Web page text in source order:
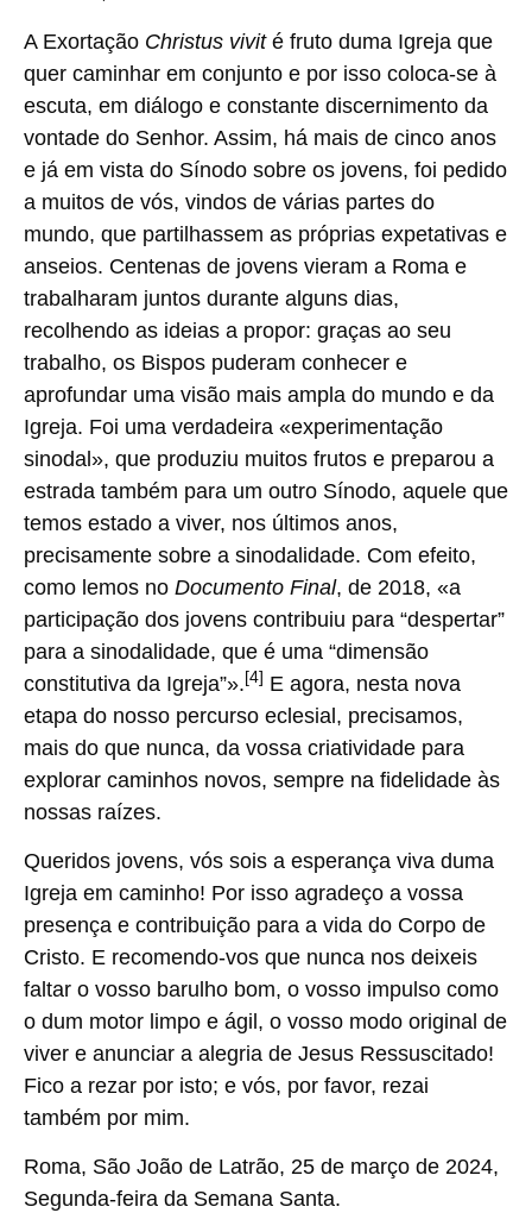
A Exortação Christus vivité fruto duma Igreja que
quer caminhar em conjunto e por isso coloca-se à
escuta, em diálogo e constante discernimento da
vontade do Senhor. Assim, há mais de cinco anos
e já em vista do Sínodo sobre os jovens, foi pedido
a muitos de vós, vindos de várias partes do
mundo, que partilhassem as próprias expetativas e
anseios. Centenas de jovens vieram a Roma e
trabalharam juntos durante alguns dias,
recolhendo as ideias a propor: graças ao seu
trabalho, os Bispos puderam conhecer e
aprofundar uma visão mais ampla do mundo e da
Igreja. Foi uma verdadeira «experimentação
sinodal», que produziu muitos frutos e preparou a
estrada também para um outro Sínodo, aquele que
temos estado a viver, nos últimos anos,
precisamente sobre a sinodalidade. Com efeito,
como lemos no Documento Final, de 2018, «a
participação dos jovens contribuiu para “despertar”
para a sinodalidade, que é uma “dimensão
constitutiva da Igreja”». [4] E agora, nesta nova
etapa do nosso percurso eclesial, precisamos,
mais do que nunca, da vossa criatividade para
explorar caminhos novos, sempre na fidelidade às
nossas raízes.
Queridos jovens, vós sois a esperança viva duma
Igreja em caminho! Por isso agradeço a vossa
presença e contribuição para a vida do Corpo de
Cristo. E recomendo-vos que nunca nos deixeis
faltar o vosso barulho bom, o vosso impulso como
o dum motor limpo e ágil, o vosso modo original de
viver e anunciar a alegria de Jesus Ressuscitado!
Fico a rezar por isto; e vós, por favor, rezai
também por mim.
Roma, São João de Latrão, 25 de março de 2024,
Segunda-feira da Semana Santa.